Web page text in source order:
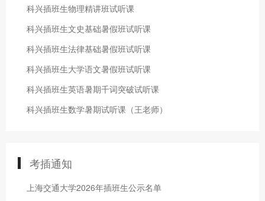
科兴插班生物理精讲班试听课
科兴插班生文史基础暑假班试听课
科兴插班生法律基础暑假班试听课
科兴插班生大学语文暑假班试听课
科兴插班生英语暑期千词突破试听课
科兴插班生数学暑期试听课（王老师）
考插通知
上海交通大学2026年插班生公示名单